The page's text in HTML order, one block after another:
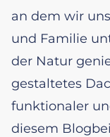
an dem wir
und Familie
der Natur
gestaltetes
funktionaler
diesem